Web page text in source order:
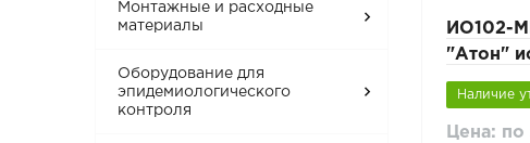
Монтажные и расходные
материалы
Оборудование для
эпидемиологического
контроля
ИО102-
"Атон"
Наличие
Цена: по